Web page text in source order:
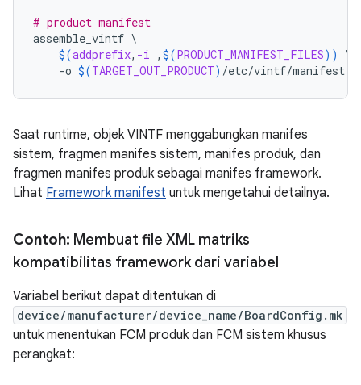
# product manifest
assemble_vintf \
$(addprefix, -i , $(PRODUCT_MANIFEST_FILES))
\
-o $(TARGET_OUT_PRODUCT) /etc/vintf/
Saat runtime, objek VINTF menggabungkan manifes
sistem, fragmen manifes sistem, manifes produk, dan
fragmen manifes produk sebagai manifes framework.
Lihat Framework manifest untuk mengetahui detailnya.
Contoh: Membuat file XML matriks
kompatibilitas framework dari variabel
Variabel berikut dapat ditentukan di
device/manufacturer/device_name/BoardConfig.mk
untuk menentukan FCM produk dan FCM sistem khusus
perangkat: